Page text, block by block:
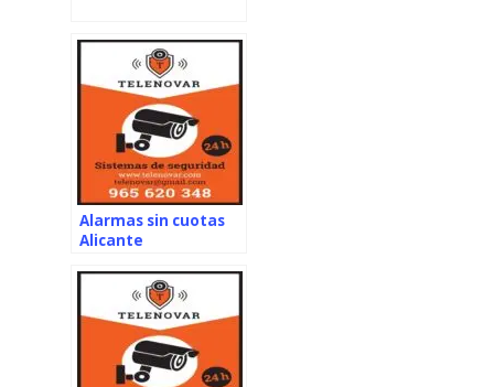
Alarmas sin cuotas
Alicante